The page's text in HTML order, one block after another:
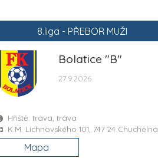
8.liga - PŘEBOR MUŽI
Bolatice "B"
27.9.2026
Hřiště: tráva, tráva
K.M. Lichnovského 101, 747 24 Chuchelná
Mapa